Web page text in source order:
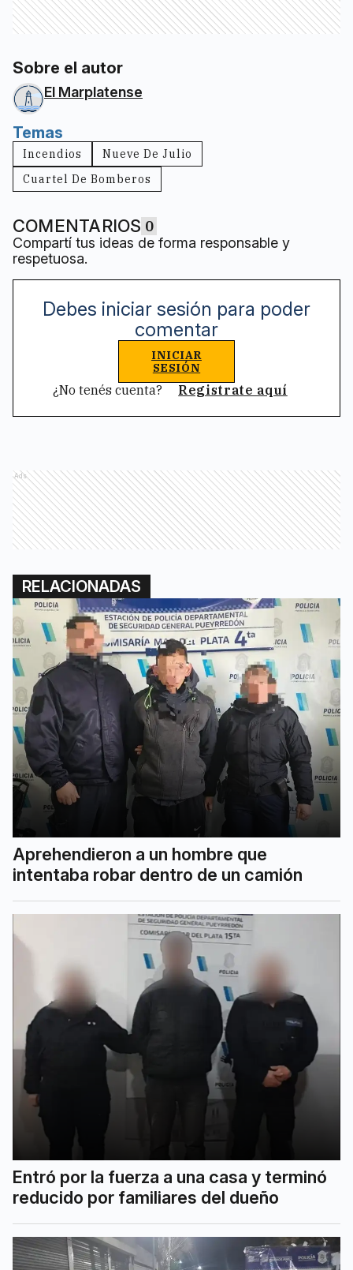
Sobre el autor
El Marplatense
Temas
Incendios
Nueve De Julio
Cuartel De Bomberos
COMENTARIOS 0
Compartí tus ideas de forma responsable y
respetuosa.
Debes iniciar sesión para poder
comentar
INICIAR
SESIÓN
¿No tenés cuenta? Registrate aquí
Ads
RELACIONADAS
Aprehendieron a un hombre que
intentaba robar dentro de un camión
Entró por la fuerza a una casa y terminó
reducido por familiares del dueño